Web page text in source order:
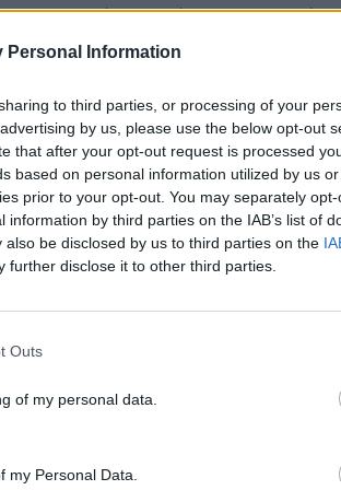
Personal Information
to third parties, or processing of your
by us, please use the below opt-out
that after your opt-out request is processed
based on personal information utilized by us
prior to your opt-out. You may separately
by third parties on the IAB’s list of
be disclosed by us to third parties on the
further disclose it to other third parties.
Outs
of my personal data.
my Personal Data.
15:00 από τον Ιερό Μητροπολιτικό
ΕΠΌΜΕΝΟ
Κραν Μοντανά:
ότι η έξοδος κινδύνου